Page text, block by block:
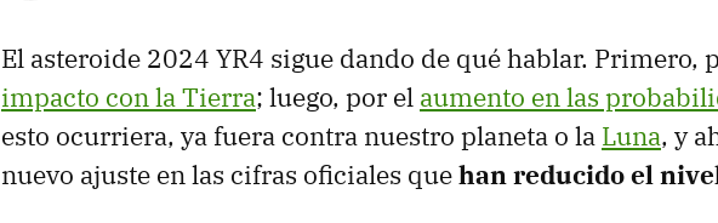
El asteroide 2024 YR4 sigue dando de qué hablar. Primero,
impacto con la Tierra; luego, por el aumento en las
esto ocurriera, ya fuera contra nuestro planeta o la Luna, y
nuevo ajuste en las cifras oficiales quehan reducido el